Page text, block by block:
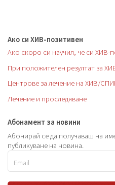
Ако си ХИВ-позитивен
Ако скоро си научил, че си ХИВ-
При положителен резултат за
Центрове за лечение на ХИВ/
Лечение и проследяване
Абонамент за новини
Абонирай се да получаваш на
публикуване на новина.